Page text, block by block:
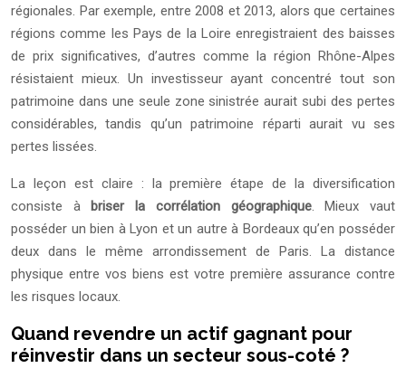
régionales. Par exemple, entre 2008 et 2013, alors que certaines
régions comme les Pays de la Loire enregistraient des baisses
de prix significatives, d’autres comme la région Rhône-Alpes
résistaient mieux. Un investisseur ayant concentré tout son
patrimoine dans une seule zone sinistrée aurait subi des pertes
considérables, tandis qu’un patrimoine réparti aurait vu ses
pertes lissées.
La leçon est claire : la première étape de la diversification
consiste à briser la corrélation géographique. Mieux vaut
posséder un bien à Lyon et un autre à Bordeaux qu’en posséder
deux dans le même arrondissement de Paris. La distance
physique entre vos biens est votre première assurance contre
les risques locaux.
Quand revendre un actif gagnant pour
réinvestir dans un secteur sous-coté ?